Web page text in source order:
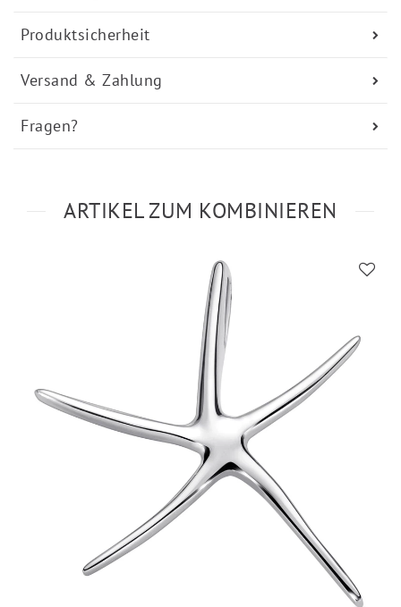
Produktsicherheit
Versand & Zahlung
Fragen?
ARTIKEL ZUM KOMBINIEREN